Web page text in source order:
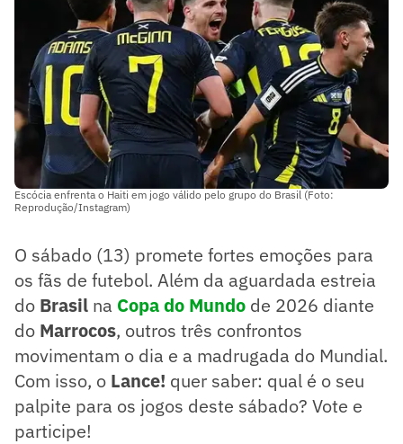
Escócia enfrenta o Haiti em jogo válido pelo grupo do Brasil (Foto:
Reprodução/Instagram)
O sábado (13) promete fortes emoções para
os fãs de futebol. Além da aguardada estreia
do Brasil na Copa do Mundo de 2026 diante
do Marrocos, outros três confrontos
movimentam o dia e a madrugada do Mundial.
Com isso, o Lance! quer saber: qual é o seu
palpite para os jogos deste sábado? Vote e
participe!